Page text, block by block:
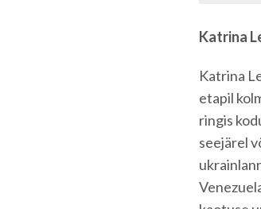
Katrina
Katrina
etapil
ringis
seejärel